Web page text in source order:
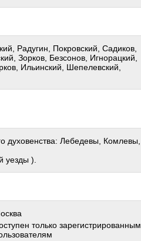
Радугин, Покровский, Садиков,
Зорков, Безсонов, Игнорацкий,
Ильинский, Шепелевский,
духовенства: Лебедевы, Комлевы,
уезды ).
только зарегистрированным